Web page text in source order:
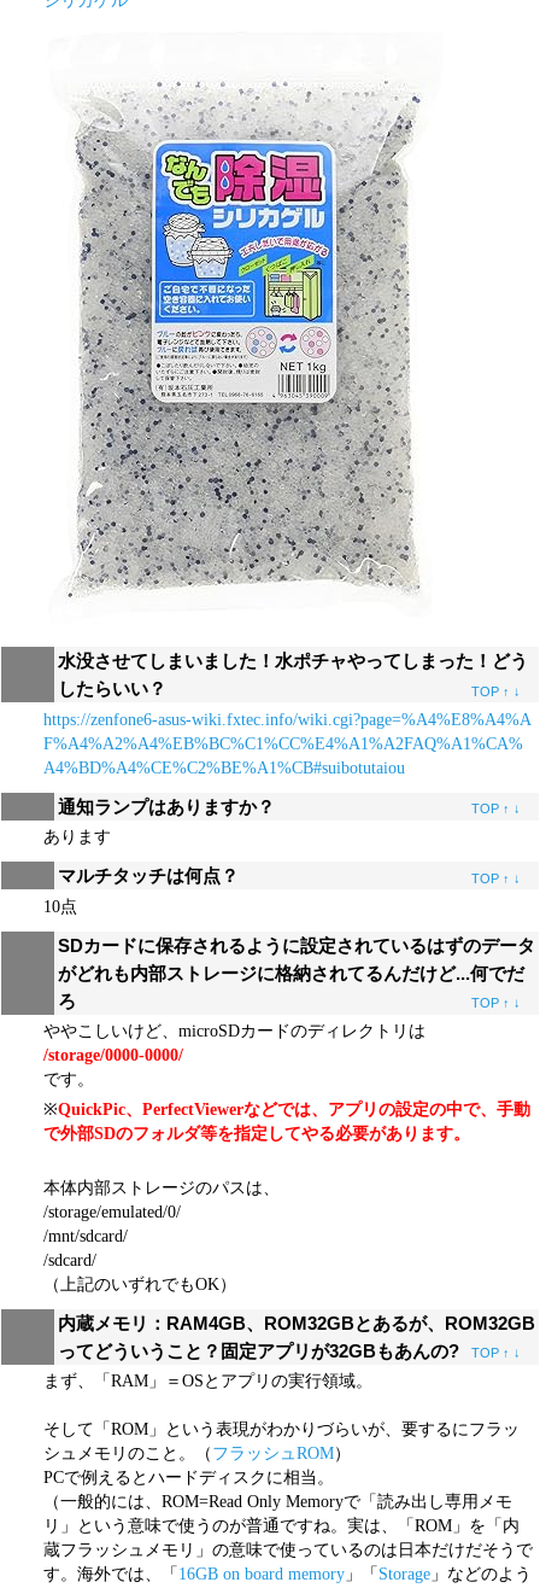
水没させてしまいました！水ポチャやってしまった！どう
したらいい？
TOP ↑ ↓
https://zenfone6-asus-wiki.fxtec.info/wiki.cgi?page=%A4%E8%A4%A
F%A4%A2%A4%EB%BC%C1%CC%E4%A1%A2FAQ%A1%CA%
A4%BD%A4%CE%C2%BE%A1%CB#suibotutaiou
通知ランプはありますか？ TOP ↑ ↓
あります
マルチタッチは何点？ TOP ↑ ↓
10点
SDカードに保存されるように設定されているはずのデータ
がどれも内部ストレージに格納されてるんだけど...何でだ
ろ
TOP ↑ ↓
ややこしいけど、microSDカードのディレクトリは
/storage/0000-0000/
です。
※QuickPic、PerfectViewerなどでは、アプリの設定の中で、手動
で外部SDのフォルダ等を指定してやる必要があります。
本体内部ストレージのパスは、
/storage/emulated/0/
/mnt/sdcard/
/sdcard/
（上記のいずれでもOK）
内蔵メモリ：RAM4GB、ROM32GBとあるが、ROM32GB
ってどういうこと？固定アプリが32GBもあんの?
TOP ↑ ↓
まず、「RAM」＝OSとアプリの実行領域。
そして「ROM」という表現がわかりづらいが、要するにフラッ
シュメモリのこと。（ フラッシュROM）
PCで例えるとハードディスクに相当。
（一般的には、ROM=Read Only Memoryで「読み出し専用メモ
リ」という意味で使うのが普通ですね。実は、「ROM」を「内
蔵フラッシュメモリ」の意味で使っているのは日本だけだそうで
す。海外では、「 16GB on board memory 」「 Storage 」などのよう